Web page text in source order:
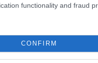
functionality and fraud
CONFIRM